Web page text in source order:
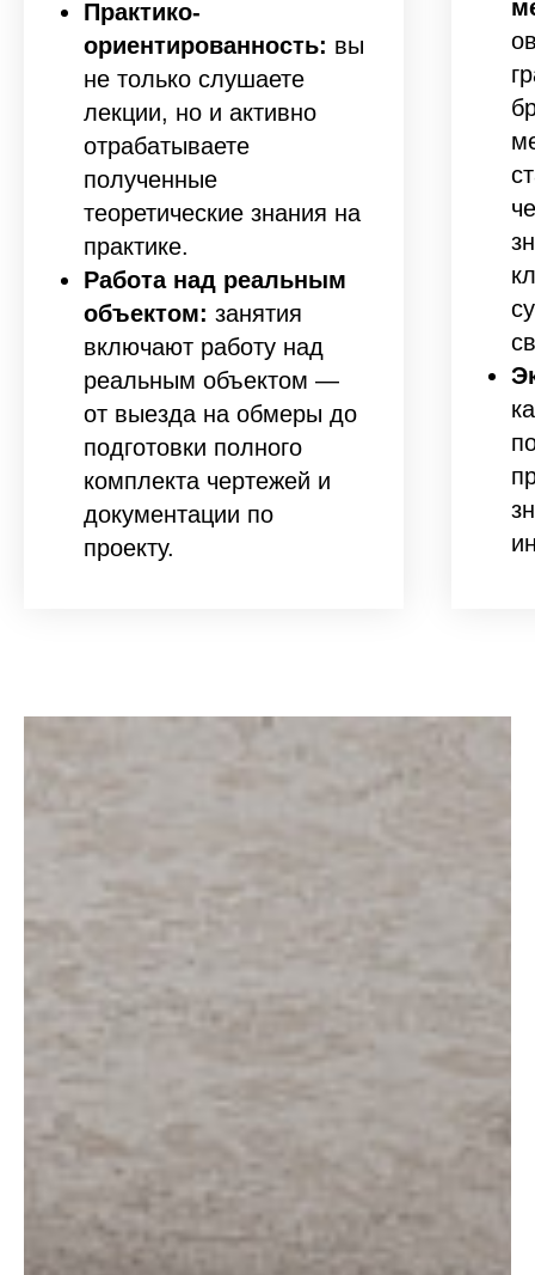
Практико-
ориентированность: вы
не только слушаете
лекции, но и активно
отрабатываете
полученные
теоретические знания на
практике.
Работа над реальным
объектом: занятия
включают работу над
реальным объектом —
от выезда на обмеры до
подготовки полного
комплекта чертежей и
документации по
проекту.